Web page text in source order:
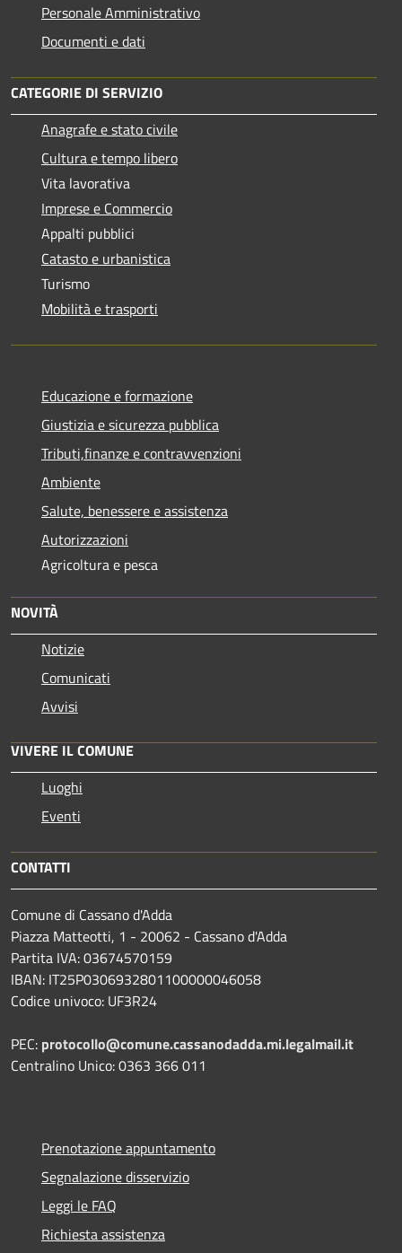
Personale Amministrativo
Documenti e dati
CATEGORIE DI SERVIZIO
Anagrafe e stato civile
Cultura e tempo libero
Vita lavorativa
Imprese e Commercio
Appalti pubblici
Catasto e urbanistica
Turismo
Mobilità e trasporti
Educazione e formazione
Giustizia e sicurezza pubblica
Tributi,finanze e contravvenzioni
Ambiente
Salute, benessere e assistenza
Autorizzazioni
Agricoltura e pesca
NOVITÀ
Notizie
Comunicati
Avvisi
VIVERE IL COMUNE
Luoghi
Eventi
CONTATTI
Comune di Cassano d'Adda
Piazza Matteotti, 1 - 20062 - Cassano d'Adda
Partita IVA: 03674570159
IBAN: IT25P0306932801100000046058
Codice univoco: UF3R24
PEC: protocollo@comune.cassanodadda.mi.legalmail.it
Centralino Unico: 0363 366 011
Prenotazione appuntamento
Segnalazione disservizio
Leggi le FAQ
Richiesta assistenza